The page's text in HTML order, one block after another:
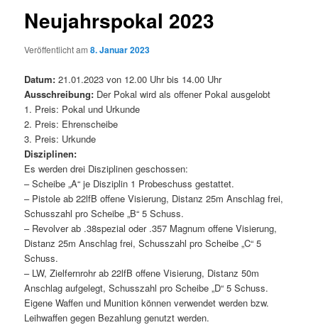
Neujahrspokal 2023
Veröffentlicht am8. Januar 2023
Datum: 21.01.2023 von 12.00 Uhr bis 14.00 Uhr
Ausschreibung: Der Pokal wird als offener Pokal ausgelobt
1. Preis: Pokal und Urkunde
2. Preis: Ehrenscheibe
3. Preis: Urkunde
Disziplinen:
Es werden drei Disziplinen geschossen:
– Scheibe „A“ je Disziplin 1 Probeschuss gestattet.
– Pistole ab 22lfB offene Visierung, Distanz 25m Anschlag frei,
Schusszahl pro Scheibe „B“ 5 Schuss.
– Revolver ab .38spezial oder .357 Magnum offene Visierung,
Distanz 25m Anschlag frei, Schusszahl pro Scheibe „C“ 5
Schuss.
– LW, Zielfernrohr ab 22lfB offene Visierung, Distanz 50m
Anschlag aufgelegt, Schusszahl pro Scheibe „D“ 5 Schuss.
Eigene Waffen und Munition können verwendet werden bzw.
Leihwaffen gegen Bezahlung genutzt werden.